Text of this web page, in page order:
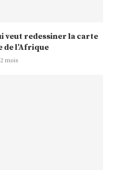
veut redessiner la carte
de l’Afrique
mois